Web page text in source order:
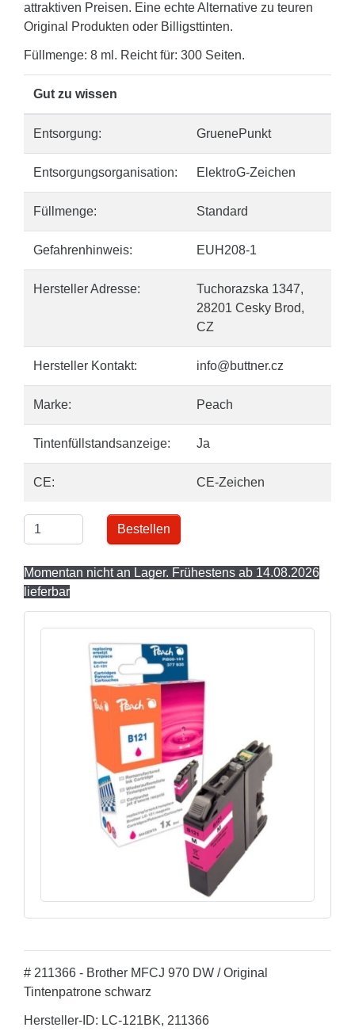
attraktiven Preisen. Eine echte Alternative zu teuren
Original Produkten oder Billigsttinten.
Füllmenge: 8 ml. Reicht für: 300 Seiten.
Gut zu wissen
Entsorgung: GruenePunkt
Entsorgungsorganisation: ElektroG-Zeichen
Füllmenge: Standard
Gefahrenhinweis: EUH208-1
Hersteller Adresse:
Tuchorazska 1347,
28201 Cesky Brod,
CZ
Hersteller Kontakt: info@buttner.cz
Marke: Peach
Tintenfüllstandsanzeige: Ja
CE: CE-Zeichen
Bestellen
Momentan nicht an Lager. Frühestens ab 14.08.2026
lieferbar
# 211366 - Brother MFCJ 970 DW / Original
Tintenpatrone schwarz
Hersteller-ID: LC-121BK, 211366